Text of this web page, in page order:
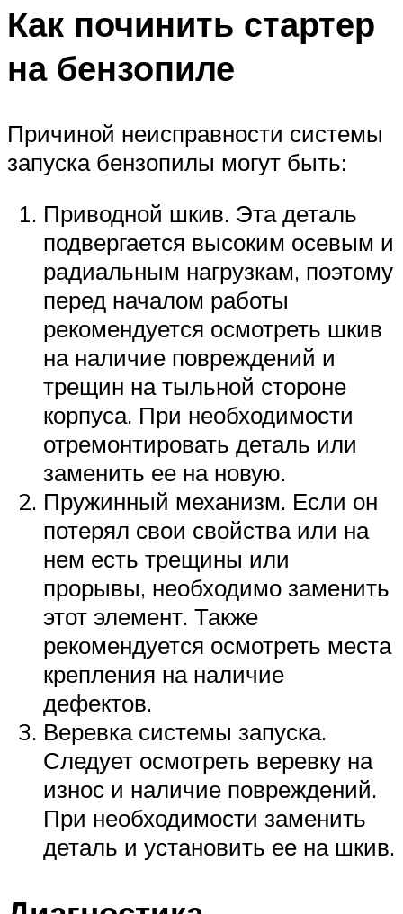
Как починить стартер
на бензопиле
Причиной неисправности системы
запуска бензопилы могут быть:
Приводной шкив. Эта деталь
подвергается высоким осевым и
радиальным нагрузкам, поэтому
перед началом работы
рекомендуется осмотреть шкив
на наличие повреждений и
трещин на тыльной стороне
корпуса. При необходимости
отремонтировать деталь или
заменить ее на новую.
Пружинный механизм. Если он
потерял свои свойства или на
нем есть трещины или
прорывы, необходимо заменить
этот элемент. Также
рекомендуется осмотреть места
крепления на наличие
дефектов.
Веревка системы запуска.
Следует осмотреть веревку на
износ и наличие повреждений.
При необходимости заменить
деталь и установить ее на шкив.